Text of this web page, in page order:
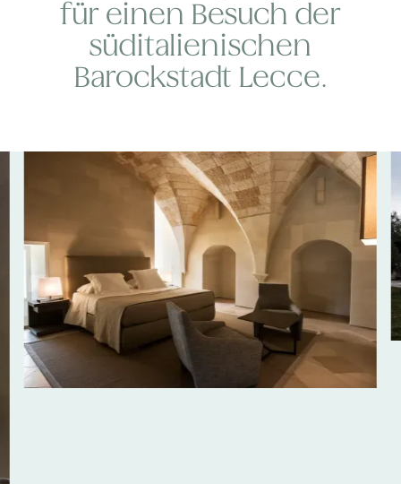
für einen Besuch der
süditalienischen
Barockstadt Lecce.